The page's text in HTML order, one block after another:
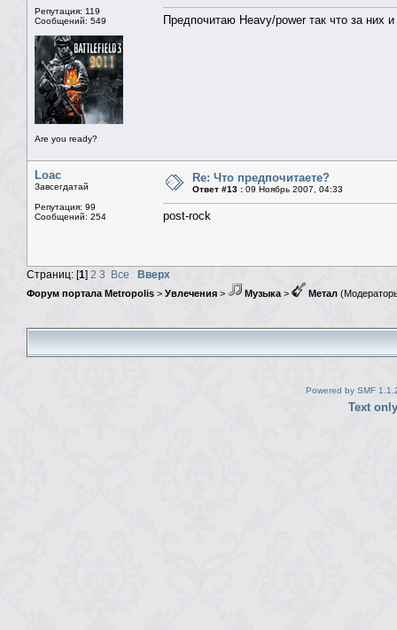
Репутация: 119
Сообщений: 549
Are you ready?
Предпочитаю Heavy/power так что за них
Loac
Завсегдатай
Репутация: 99
Сообщений: 254
Re: Что предпочитаете?
Ответ #13 : 09 Ноябрь 2007, 04:33
post-rock
Страниц: [1] 2 3 Все Вверх
Форум портала Metropolis > Увлечения > Музыка > Метал
Powered by SMF
Text